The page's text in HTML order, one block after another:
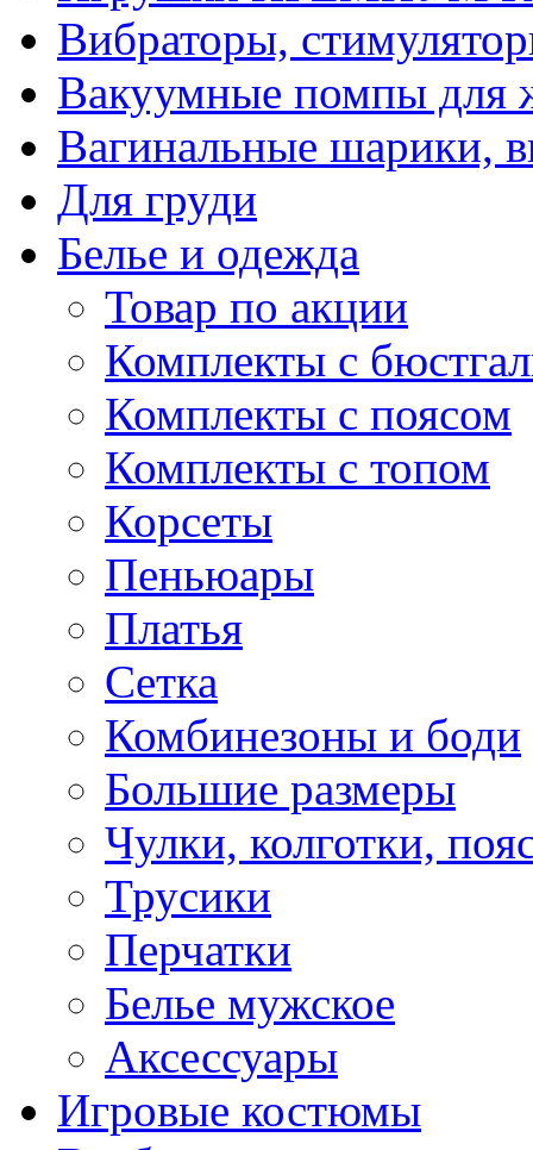
Вибраторы,
Вакуумные помпы для
Вагинальные шарики,
Для груди
Белье и одежда
Товар по акции
Комплекты с
Комплекты с поясом
Комплекты с топом
Корсеты
Пеньюары
Платья
Сетка
Комбинезоны и боди
Большие размеры
Чулки, колготки,
Трусики
Перчатки
Белье мужское
Аксессуары
Игровые костюмы